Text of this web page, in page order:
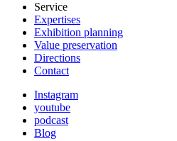
Service
Expertises
Exhibition planning
Value preservation
Directions
Contact
Instagram
youtube
podcast
Blog